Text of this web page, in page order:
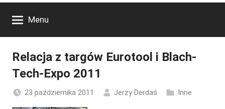
Menu
Relacja z targów Eurotool i Blach-
Tech-Expo 2011
23 października 2011 Jerzy Derdaś Inne